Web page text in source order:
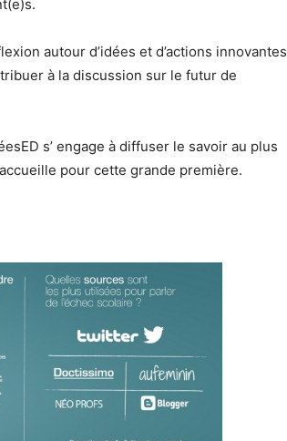
autour d’idées et d’actions innovantes
à la discussion sur le futur de
s’ engage à diffuser le savoir au plus
pour cette grande première.